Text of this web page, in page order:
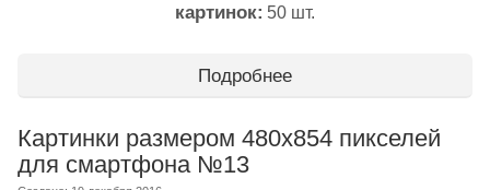
картинок:50 шт.
Подробнее
Картинки размером 480х854 пикселей
для смартфона №13